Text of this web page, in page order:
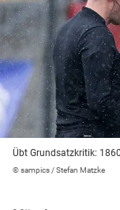
Übt Grundsatzkritik:
© sampics / Stefan Matzke